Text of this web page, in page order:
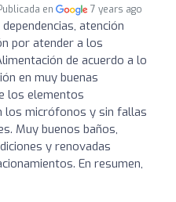
en 7 years ago
atención
por atender a los
de acuerdo a lo
en muy buenas
los elementos
los micrófonos y sin fallas
Muy buenos baños,
y renovadas
En resumen,